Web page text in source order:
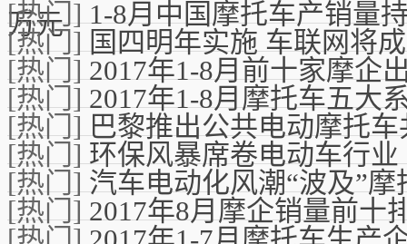
万元
[热门]1-8月中国摩托车产销量
[热门]国四明年实施 车联网将
[热门]2017年1-8月前十家摩企
[热门]2017年1-8月摩托车五大
[热门]巴黎推出公共电动摩托
[热门]环保风暴席卷电动车行
[热门]汽车电动化风潮“波及”摩
[热门]2017年8月摩企销量前十